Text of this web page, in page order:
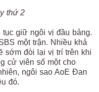
thứ 2
giữ ngôi vị đầu bảng.
một trận. Nhiều khả
sớm đòi lại vị trí trên khi
cử viên số một cho
ngôi sao AoE Đan
đó.